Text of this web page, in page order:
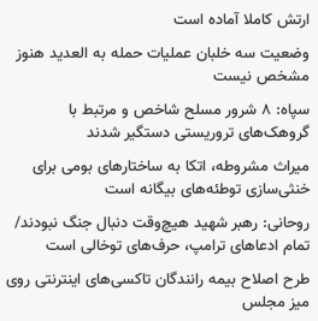
ارتش کاملا آماده است
وضعیت سه خلبان عملیات حمله به العدید هنوز
مشخص نیست
سپاه: ۸ شرور مسلح شاخص و مرتبط با
گروهک‌های تروریستی دستگیر شدند
میراث مشروطه، اتکا به ساختارهای بومی برای
خنثی‌سازی توطئه‌های بیگانه است
روحانی: رهبر شهید هیچ‌وقت دنبال جنگ نبودند/
تمام ادعاهای ترامپ، حرف‌های توخالی است
طرح اصلاح بیمه رانندگان تاکسی‌های اینترنتی روی
میز مجلس